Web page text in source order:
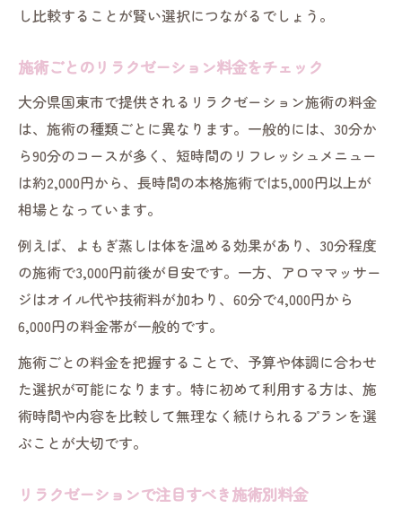
し比較することが賢い選択につながるでしょう。
施術ごとのリラクゼーション料金をチェック
大分県国東市で提供されるリラクゼーション施術の料金
は、施術の種類ごとに異なります。一般的には、30分か
ら90分のコースが多く、短時間のリフレッシュメニュー
は約2,000円から、長時間の本格施術では5,000円以上が
相場となっています。
例えば、よもぎ蒸しは体を温める効果があり、30分程度
の施術で3,000円前後が目安です。一方、アロママッサー
ジはオイル代や技術料が加わり、60分で4,000円から
6,000円の料金帯が一般的です。
施術ごとの料金を把握することで、予算や体調に合わせ
た選択が可能になります。特に初めて利用する方は、施
術時間や内容を比較して無理なく続けられるプランを選
ぶことが大切です。
リラクゼーションで注目すべき施術別料金